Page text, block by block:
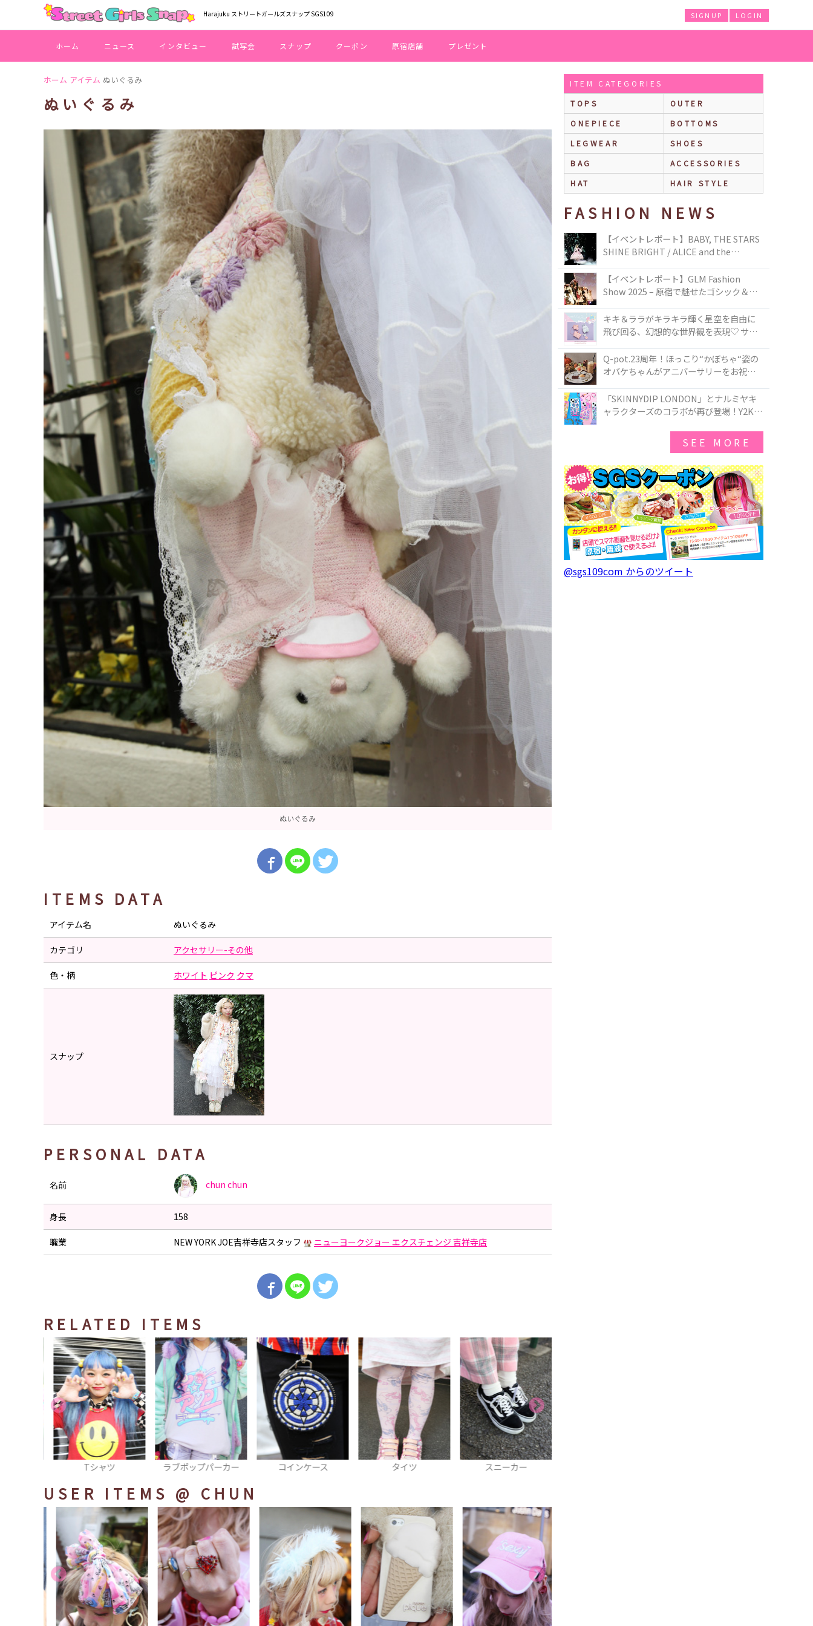
Harajuku ストリートガールズスナップ SGS109 LOGIN
SIGNUP
ホーム ニュース インタビュー 試写会 スナップ クーポン 原宿店舗 プレゼント
ホーム アイテム ぬいぐるみ
ぬいぐるみ
ぬいぐるみ
ITEMS DATA
アイテム名 ぬいぐるみ
カテゴリ アクセサリー-その他
色・柄 ホワイト ピンク クマ
スナップ
PERSONAL DATA
名前 chun chun
身長 158
職業 NEW YORK JOE吉祥寺店スタッフ ニューヨークジョー エクスチェンジ 吉祥寺店
RELATED ITEMS
Tシャツ ラブポップパーカー コインケース タイツ スニーカー
USER ITEMS @ CHUN
ITEM CATEGORIES
TOPS
OUTER
ONEPIECE
BOTTOMS
LEGWEAR
SHOES
BAG
ACCESSORIES
HAT
HAIR STYLE
FASHION NEWS
【イベントレポート】BABY, THE STARS
SHINE BRIGHT / ALICE and the
TOKYO
【イベントレポート】GLM Fashion
Show 2025 – 原宿で魅せたゴシック＆ロ
キキ＆ララがキラキラ輝く星空を自由に
飛び回る、幻想的な世界観を表現♡ サマ
50周年アニバーサリーイヤー』を記念し
たコレクションが登場
Q-pot.23周年！ほっこり“かぼちゃ“姿の
オバケちゃんがアニバーサリーをお祝い
ー」が新発売！Q-pot CAFE.では「かぼち
ゃのオバケーキプレート」も登場
「SKINNYDIP LONDON」とナルミヤキ
ャラクターズのコラボが再び登場！Y2Kム
SEE MORE
@sgs109com からのツイート